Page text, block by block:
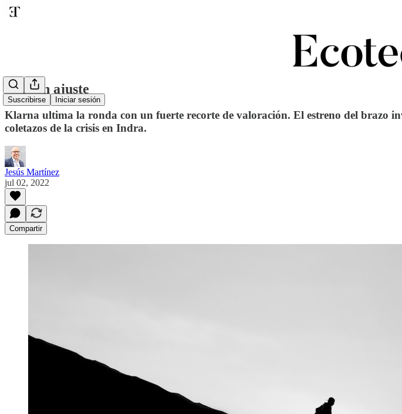
Suscribirse Iniciar sesión
El gran ajuste
Klarna ultima la ronda con un fuerte recorte de valoración. El estreno del brazo
coletazos de la crisis en Indra.
Jesús Martínez
jul 02, 2022
Compartir